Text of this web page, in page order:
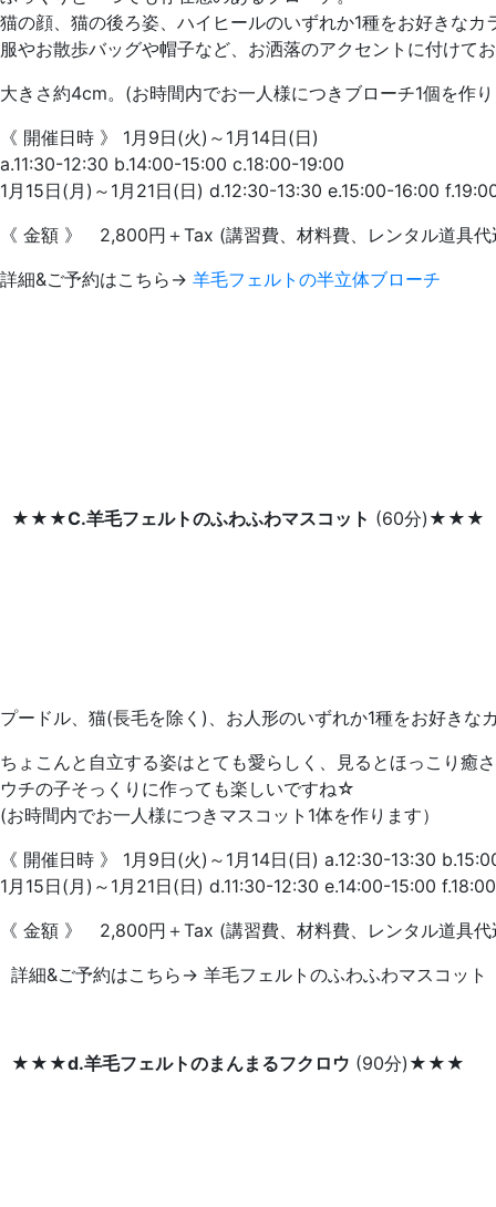
猫の顔、猫の後ろ姿、ハイヒールのいずれか1種をお好きなカ
服やお散歩バッグや帽子など、お洒落のアクセントに付けて
大きさ約4cm。(お時間内でお一人様につきブローチ1個を作
《 開催日時 》 1月9日(火)～1月14日(日)
a.11:30-12:30 b.14:00-15:00 c.18:00-19:00
1月15日(月)～1月21日(日) d.12:30-13:30 e.15:00-16:00
《 金額 》 2,800円＋Tax (講習費、材料費、レンタル道具代
詳細&ご予約はこちら→ 羊毛フェルトの半立体ブローチ
★★★C.羊毛フェルトのふわふわマスコット (60分)★★★
プードル、猫(長毛を除く)、お人形のいずれか1種をお好きな
ちょこんと自立する姿はとても愛らしく、見るとほっこり癒さ
ウチの子そっくりに作っても楽しいですね☆
(お時間内でお一人様につきマスコット1体を作ります）
《 開催日時 》 1月9日(火)～1月14日(日) a.12:30-13:30
1月15日(月)～1月21日(日) d.11:30-12:30 e.14:00-15:00
《 金額 》 2,800円＋Tax (講習費、材料費、レンタル道具代
詳細&ご予約はこちら→ 羊毛フェルトのふわふわマスコッ
★★★d.羊毛フェルトのまんまるフクロウ (90分)★★★